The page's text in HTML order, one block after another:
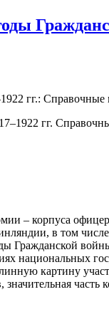
гг.:
– корпуса
в том
национальных
картину
часть